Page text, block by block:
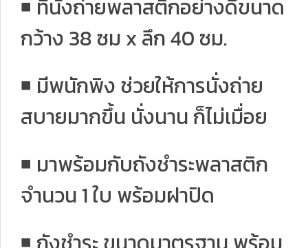
◾️ ที่นั่งถ่ายพลาสติกอย่างดีขนาด
กว้าง 38 ซม x ลึก 40 ซม.
◾️ มีพนักพิง ช่วยให้การนั่งถ่าย
สบายมากขึ้น นั่งนาน ก็ไม่เมื่อย
◾️ มาพร้อมกับถังชำระพลาสติก
จำนวน 1 ใบ พร้อมฝาปิด